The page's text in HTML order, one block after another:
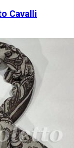
Cavalli